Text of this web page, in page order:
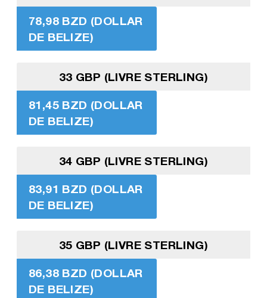
78,98 BZD (DOLLAR
DE BELIZE)
33 GBP (LIVRE STERLING)
81,45 BZD (DOLLAR
DE BELIZE)
34 GBP (LIVRE STERLING)
83,91 BZD (DOLLAR
DE BELIZE)
35 GBP (LIVRE STERLING)
86,38 BZD (DOLLAR
DE BELIZE)